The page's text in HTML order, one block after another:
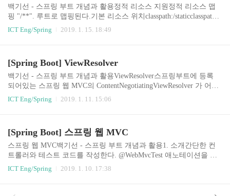
name: 'jquery', version: '3.3.1' compile group: 'org.webjars', name: 'webj
ars-l..
백기선 - 스프링 부트 개념과 활용정적 리소스 지원정적 리소스 맵
핑 "/**". 루트로 맵핑된다.기본 리소스 위치classpath:/staticclasspath:/
publicclasspath:/resources/classpath:/META-INF/resources예) "/hello.htm
l" 접근시 /static/hello.html 응답spring.mvc.static-path-pattern: 맵핑 설
ello.html로 접근spring.mvc.static-locations: 리소..
ICT Eng/Spring 2019. 1. 15. 18:49
[Spring Boot] ViewResolver
백기선 - 스프링 부트 개념과 활용ViewResolver스프링부트에 등록
되어있는 스프링 웹 MVC의 ContentNegotiatingViewResolver 가 어떤
contentType일 때 어떤 응답을 보내고, accept header 요청에 의해서
해당 요청에 맞는 응답을 보내는 작업을 알아서 해준다.https://docs.s
로 설정하고 xpath를 이용해서 XML로 받는 응답을 검증하는 테스트
코드를 작성하고 실행시켜보면 406 HttpMediaTypeNotAcceptableEx..
ICT Eng/Spring 2019. 1. 11. 15:06
[Spring Boot] 스프링 웹 MVC
스프링 웹 MVC백기선 - 스프링 부트 개념과 활용1. 소개간단한 컨
트롤러와 테스트 코드를 작성한다. @WebMvcTest 애노테이션을 사
용하면 MockMvc를 주입받아서 사용할 수 있다.아래의 테스트에서
우리는 아무런 설정파일을 작성하지 않았지만 스프링 MVC의 기능
기본설정 때문이다.자세히 말해서 spring-boot-starter의존성을 추가
ICT Eng/Spring 2019. 1. 10. 17:38